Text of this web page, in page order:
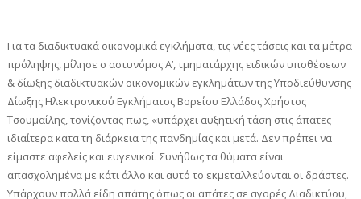
Για τα διαδικτυακά οικονομικά εγκλήματα, τις νέες τάσεις και τα μέτρα
πρόληψης, μίλησε ο αστυνόμος Α’, τμηματάρχης ειδικών υποθέσεων
& δίωξης διαδικτυακών οικονομικών εγκλημάτων της Υποδιεύθυνσης
Δίωξης Ηλεκτρονικού Εγκλήματος Βορείου Ελλάδος Χρήστος
Τσουμαίλης, τονίζοντας πως, «υπάρχει αυξητική τάση στις άπατες
ιδιαίτερα κατα τη διάρκεια της πανδημίας και μετά. Δεν πρέπει να
είμαστε αφελείς και ευγενικοί. Συνήθως τα θύματα είναι
απασχολημένα με κάτι άλλο και αυτό το εκμεταλλεύονται οι δράστες.
Υπάρχουν πολλά είδη απάτης όπως οι απάτες σε αγορές Διαδικτύου,